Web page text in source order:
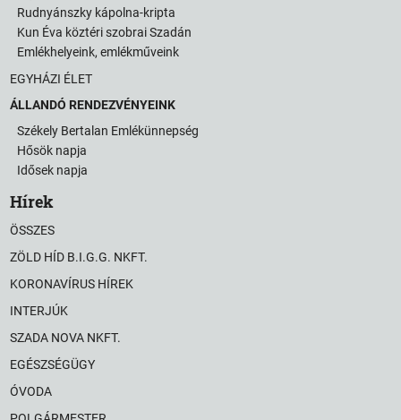
Rudnyánszky kápolna-kripta
Kun Éva köztéri szobrai Szadán
Emlékhelyeink, emlékműveink
EGYHÁZI ÉLET
ÁLLANDÓ RENDEZVÉNYEINK
Székely Bertalan Emlékünnepség
Hősök napja
Idősek napja
Hírek
ÖSSZES
ZÖLD HÍD B.I.G.G. NKFT.
KORONAVÍRUS HÍREK
INTERJÚK
SZADA NOVA NKFT.
EGÉSZSÉGÜGY
ÓVODA